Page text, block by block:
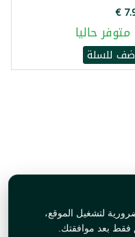
لتشغيل الموقع،
فقط بعد موافقتك.
متوفر حاليا
للسلة